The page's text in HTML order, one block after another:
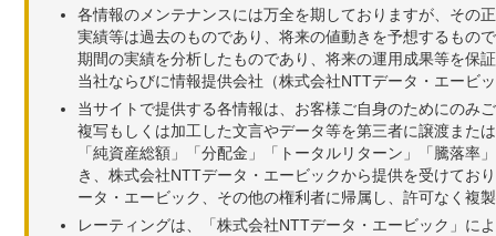
各情報のメンテナンスには万全を期しておりますが、その
実績等は過去のものであり、将来の値動きを予想するもの
期間の実績を分析したものであり、将来の運用成果等を保
当社ならびに情報提供会社（株式会社NTTデータ・エービ
当サイトで提供する各情報は、お客様ご自身のためにのみ
複写もしくは加工した文言やデータ等を第三者に譲渡また
「純資産総額」「分配金」「トータルリターン」「騰落
き、株式会社NTTデータ・エービックから提供を受けてお
ータ・エービック、その他の権利者に帰属し、許可なく複
レーティングは、「株式会社NTTデータ・エービック」に